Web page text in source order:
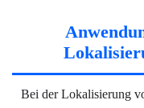
Bei der Lokalisierung